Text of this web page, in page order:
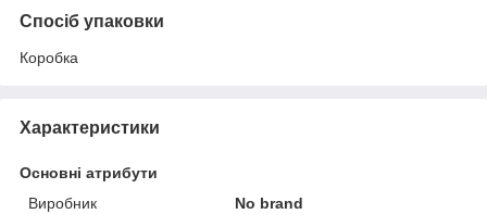
Спосіб упаковки
Коробка
Характеристики
Основні атрибути
Виробник
No brand